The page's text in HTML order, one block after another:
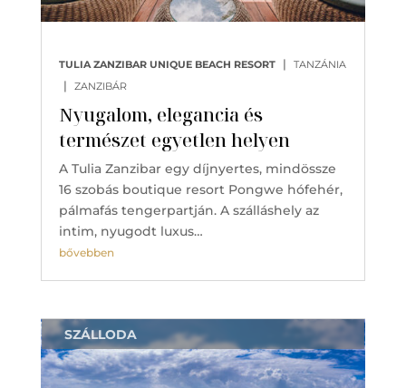
Nyugalom, elegancia és
természet egyetlen helyen
TULIA ZANZIBAR UNIQUE BEACH RESORT | TANZÁNIA
| ZANZIBÁR
A Tulia Zanzibar egy díjnyertes, mindössze
16 szobás boutique resort Pongwe hófehér,
pálmafás tengerpartján. A szálláshely az
intim, nyugodt luxus…
bővebben
SZÁLLODA